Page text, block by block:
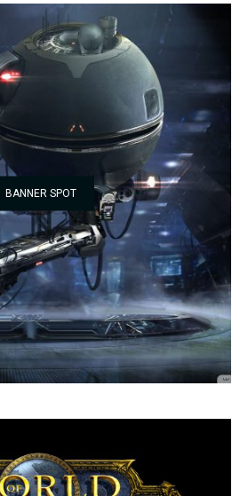
BANNER SPOT